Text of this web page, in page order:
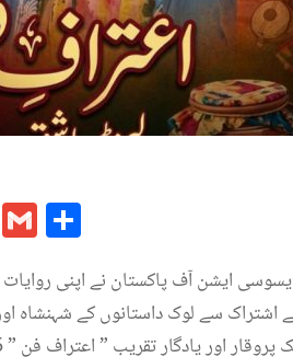
Message
Gmail
ایشن آف پاکستان نے اپنی روایات
اشتراک سے لوک داستانوں کے شہنشاہ